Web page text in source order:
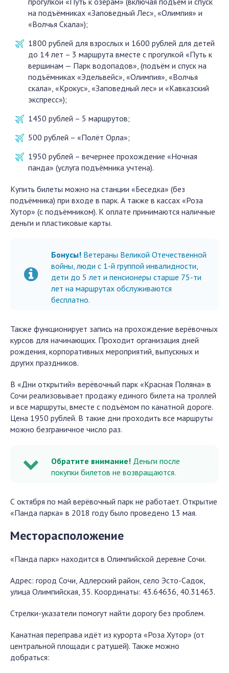
на подъёмниках «Заповедный Лес», «Олимпия» и
«Волчья Скала»);
1800 рублей для взрослых и 1600 рублей для детей
до 14 лет – 3 маршрута вместе с прогулкой «Путь к
вершинам — Парк водопадов», (подъём и спуск на
подъёмниках «Эдельвейс», «Олимпия», «Волчья
скала», «Крокус», «Заповедный лес» и «Кавказский
экспресс»);
1450 рублей – 5 маршрутов;
500 рублей – «Полёт Орла»;
1950 рублей – вечернее прохождение «Ночная
панда» (услуга подъёмника учтена).
Купить билеты можно на станции «Беседка» (без
подъёмника) при входе в парк. А также в кассах «Роза
Хутор» (с подъёмником). К оплате принимаются наличные
деньги и пластиковые карты.
Бонусы! Ветераны Великой Отечественной
войны, люди с 1-й группой инвалидности,
дети до 5 лет и пенсионеры старше 75-ти
лет на маршрутах обслуживаются
бесплатно.
Также функционирует запись на прохождение верёвочных
курсов для начинающих. Проходит организация дней
рождения, корпоративных мероприятий, выпускных и
других праздников.
В «Дни открытий» верёвочный парк «Красная Поляна» в
Сочи реализовывает продажу единого билета на троллей
и все маршруты, вместе с подъёмом по канатной дороге.
Цена 1950 рублей. В такие дни проходить все маршруты
можно безграничное число раз.
Обратите внимание! Деньги после
покупки билетов не возвращаются.
С октября по май верёвочный парк не работает. Открытие
«Панда парка» в 2018 году было проведено 13 мая.
Месторасположение
«Панда парк» находится в Олимпийской деревне Сочи.
Адрес: город Сочи, Адлерский район, село Эсто-Садок,
улица Олимпийская, 35. Координаты: 43.64636, 40.31463.
Стрелки-указатели помогут найти дорогу без проблем.
Канатная переправа идёт из курорта «Роза Хутор» (от
центральной площади с ратушей). Также можно
добраться: